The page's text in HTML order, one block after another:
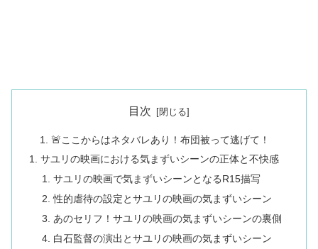
目次
🚨ここからはネタバレあり！布団被って逃げて！
サユリの映画における気まずいシーンの正体と不快感
サユリの映画で気まずいシーンとなるR15描写
性的虐待の設定とサユリの映画の気まずいシーン
あのセリフ！サユリの映画の気まずいシーンの裏側
白石監督の演出とサユリの映画の気まずいシーン